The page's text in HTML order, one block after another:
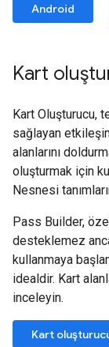
Android
Kart
Kart Oluşturucu,
sağlayan
alanlarını
oluşturmak için
Nesnesi
Pass Builder,
desteklemez
kullanmaya
idealdir. Kart
inceleyin.
Kart